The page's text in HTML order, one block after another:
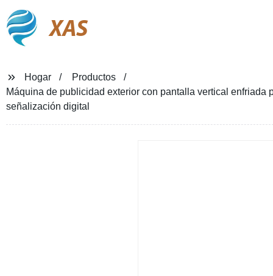
XAS
Hogar
Productos
Máquina de publicidad exterior con pantalla vertical
señalización digital